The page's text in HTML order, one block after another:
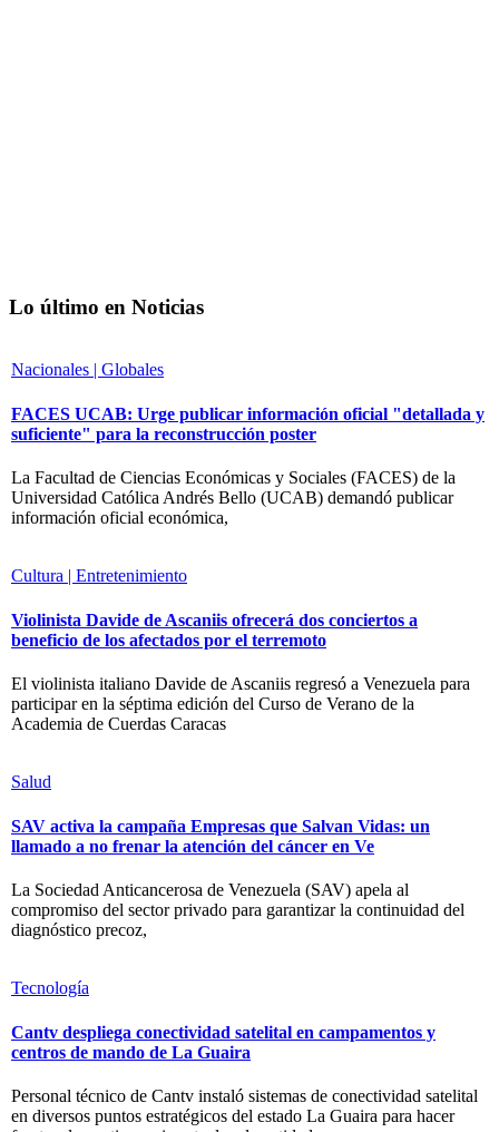
Lo último en Noticias
Nacionales | Globales
FACES UCAB: Urge publicar información oficial "detallada y
suficiente" para la reconstrucción poster
La Facultad de Ciencias Económicas y Sociales (FACES) de la
Universidad Católica Andrés Bello (UCAB) demandó publicar
información oficial económica,
Cultura | Entretenimiento
Violinista Davide de Ascaniis ofrecerá dos conciertos a
beneficio de los afectados por el terremoto
El violinista italiano Davide de Ascaniis regresó a Venezuela para
participar en la séptima edición del Curso de Verano de la
Academia de Cuerdas Caracas
Salud
SAV activa la campaña Empresas que Salvan Vidas: un
llamado a no frenar la atención del cáncer en Ve
La Sociedad Anticancerosa de Venezuela (SAV) apela al
compromiso del sector privado para garantizar la continuidad del
diagnóstico precoz,
Tecnología
Cantv despliega conectividad satelital en campamentos y
centros de mando de La Guaira
Personal técnico de Cantv instaló sistemas de conectividad satelital
en diversos puntos estratégicos del estado La Guaira para hacer